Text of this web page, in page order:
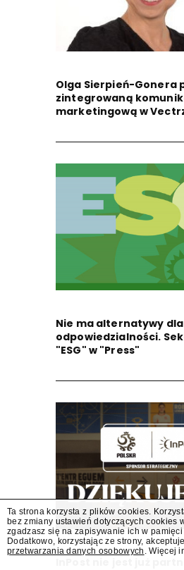
Olga Sierpień-Gonera
zintegrowaną
marketingową w
Nie ma alternatywy dla
odpowiedzialności.
"ESG" w "Press"
Ta strona korzysta z plików cookies.
bez zmiany ustawień dotyczących cookies
zgadzasz się na zapisywanie ich w
Dodatkowo, korzystając ze strony,
przetwarzania danych osobowych . Więcej